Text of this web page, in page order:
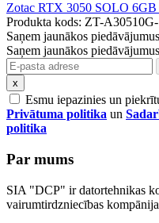
Zotac RTX 3050 SOLO
Produkta kods: ZT-
Saņem jaunākos
Saņem jaunākos
x
Esmu iepazinies un
Privātuma politika un
politika
Par mums
SIA "DCP" ir datortehnikas
vairumtirdzniecības